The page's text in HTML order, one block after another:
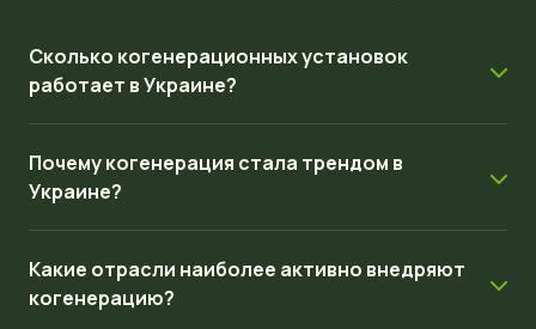
Сколько когенерационных установок
работает в Украине?
Госэнергоэффективности и отраслевых ассоциаций, в
Украине работает примерно 550 когенерационных
установлена в сельском хозяйстве (40%),
промышленности (25%) и коммунальной сфере (15%).
Почему когенерация стала трендом в
Украине?
энергосистемы в результате войны, регулярные
отключения электроэнергии, высокие тарифы на
Какие отрасли наиболее активно внедряют
когенерацию?